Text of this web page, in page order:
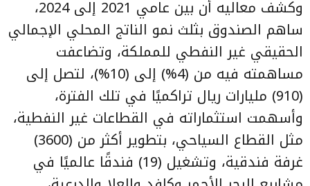
وكشف معاليه أن بين عامي 2021 إلى 2024،
ساهم الصندوق بثلث نمو الناتج المحلي الإجمالي
الحقيقي غير النفطي للمملكة، وتضاعفت
مساهمته فيه من (4%) إلى (10%)، لتصل إلى
(910) مليارات ريال تراكميًا في تلك الفترة،
وأسهمت استثماراته في القطاعات غير النفطية،
مثل القطاع السياحي، بتطوير أكثر من (3600)
غرفة فندقية، وتشغيل (19) فندقًا عالميًا في